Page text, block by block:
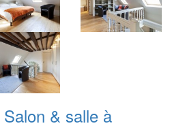
Salon & salle à